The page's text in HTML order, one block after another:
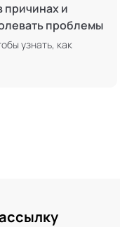
причинах и
проблемы
узнать, как